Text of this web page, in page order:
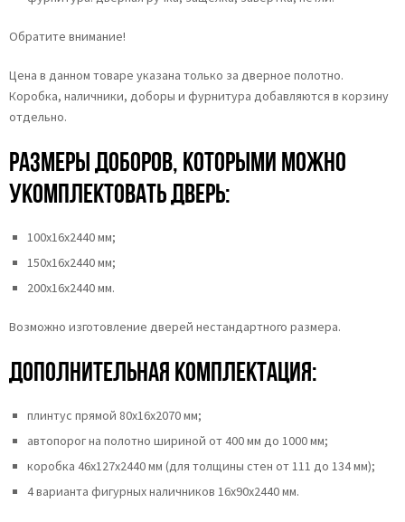
Обратите внимание!
Цена в данном товаре указана только за дверное полотно.
Коробка, наличники, доборы и фурнитура добавляются в корзину
отдельно.
Размеры доборов, которыми можно
укомплектовать дверь:
100х16х2440 мм;
150х16х2440 мм;
200х16х2440 мм.
Возможно изготовление дверей нестандартного размера.
Дополнительная комплектация:
плинтус прямой 80х16х2070 мм;
автопорог на полотно шириной от 400 мм до 1000 мм;
коробка 46x127x2440 мм (для толщины стен от 111 до 134 мм);
4 варианта фигурных наличников 16х90х2440 мм.